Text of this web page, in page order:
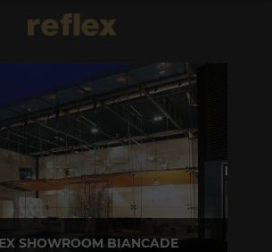
SHOWROOM BIANCADE